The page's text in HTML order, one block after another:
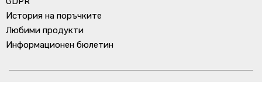
История на поръчките
Любими продукти
Информационен бюлетин